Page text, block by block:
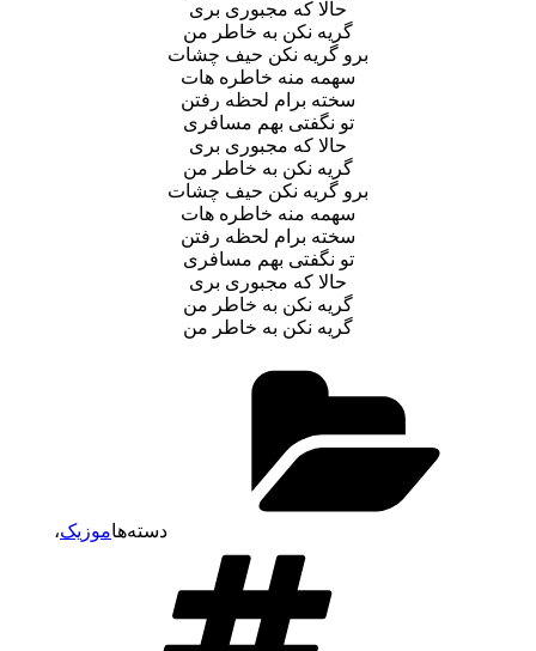
حالا که مجبوری بری
گریه نکن به خاطر من
برو گریه نکن حیف چشات
سهمه منه خاطره هات
سخته برام لحظه رفتن
تو نگفتی بهم مسافری
حالا که مجبوری بری
گریه نکن به خاطر من
برو گریه نکن حیف چشات
سهمه منه خاطره هات
سخته برام لحظه رفتن
تو نگفتی بهم مسافری
حالا که مجبوری بری
گریه نکن به خاطر من
گریه نکن به خاطر من
دسته‌هاموزیک،